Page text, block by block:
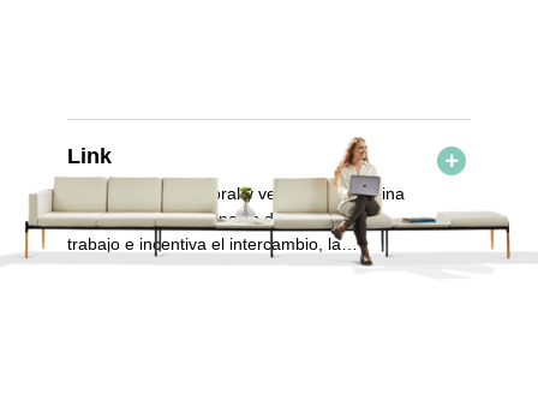
Link
Link, diseño atemporal y versátil
que elimina
las barreras tradicionales del espacio de
trabajo e incentiva el intercambio, la
comunicación, el trabajo individual y